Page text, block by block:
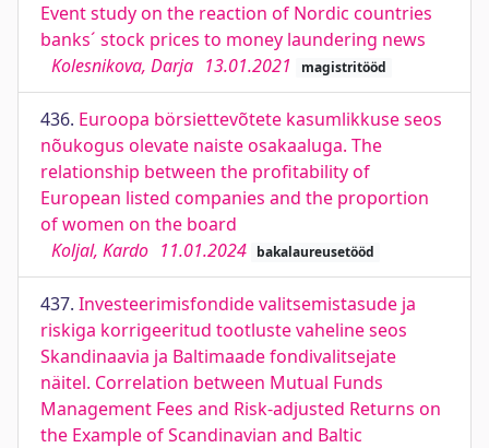
Event study on the reaction of Nordic countries
banks´ stock prices to money laundering news
Kolesnikova, Darja 13.01.2021 magistritööd
436. Euroopa börsiettevõtete kasumlikkuse seos
nõukogus olevate naiste osakaaluga. The
relationship between the profitability of
European listed companies and the proportion
of women on the board
Koljal, Kardo 11.01.2024 bakalaureusetööd
437. Investeerimisfondide valitsemistasude ja
riskiga korrigeeritud tootluste vaheline seos
Skandinaavia ja Baltimaade fondivalitsejate
näitel. Correlation between Mutual Funds
Management Fees and Risk-adjusted Returns on
the Example of Scandinavian and Baltic